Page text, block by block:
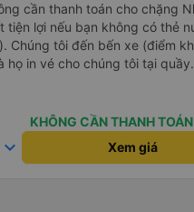
cần thanh toán cho chặng
tiện lợi nếu bạn không có thẻ
Chúng tôi đến bến xe (điểm
họ in vé cho chúng tôi tại quầy.
vé chiều về trực tiếp tại
sau đó chuyển sang xe
mang theo áo len ấm hoặc áo
trời khá lạnh, và chăn mền thì
KHÔNG CẦN THANH
keyboard_arrow_down Xem giá